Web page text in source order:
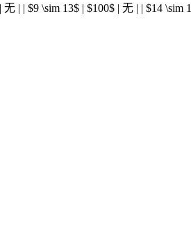
| | $9 \sim 13$ | $100$ | 无 | | $14